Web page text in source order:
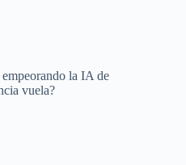
la IA de
vuela?